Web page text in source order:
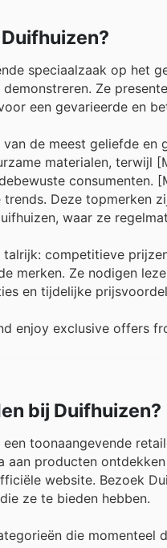
speciaalzaak op het
Ze
een gevarieerde en
de meest geliefde
materialen, terwijl
consumenten.
Deze topmerken
waar ze
competitieve
merken. Ze nodigen
en tijdelijke
enjoy exclusive offers
bij Duifhuizen?
toonaangevende
aan producten
website. Bezoek
ze te bieden hebben.
die momenteel